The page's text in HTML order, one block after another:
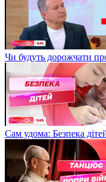
Чи будуть дорожчати
Сам удома: Безпека